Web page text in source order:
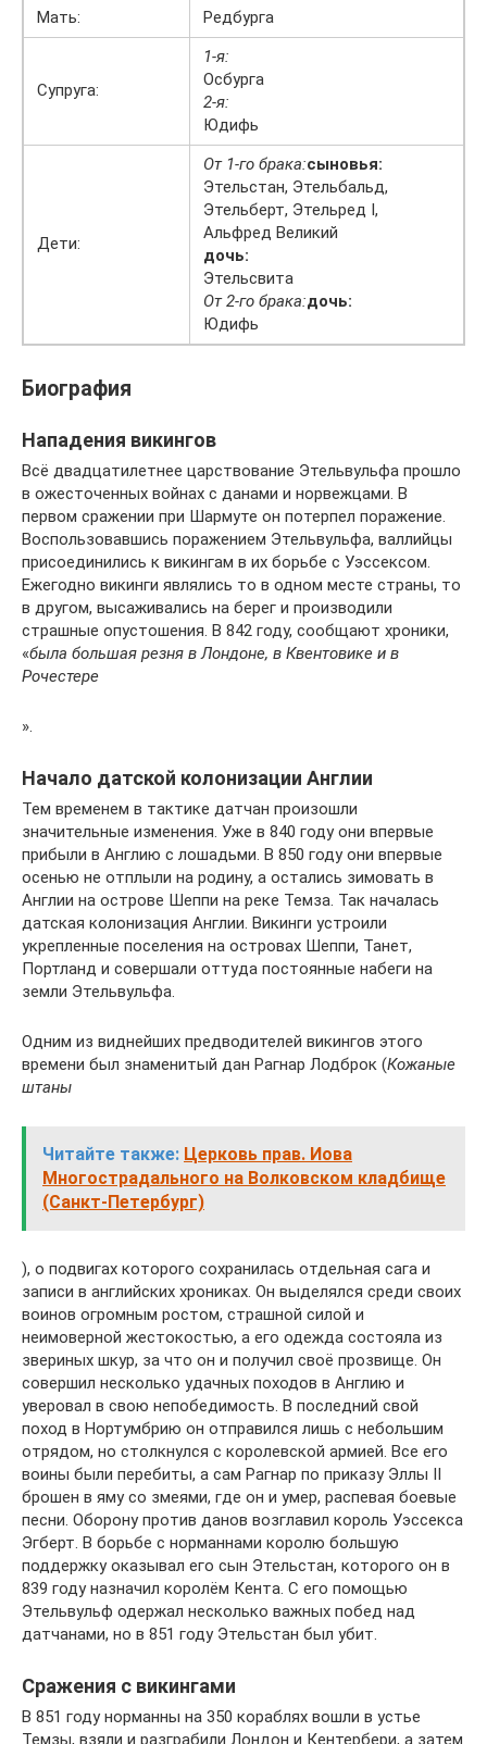
Мать:
Редбурга
Супруга:
1-я:
Осбурга
2-я:
Юдифь
Дети:
От 1-го брака:сыновья:
Этельстан, Этельбальд,
Этельберт, Этельред I,
Альфред Великий
дочь:
Этельсвита
От 2-го брака:дочь:
Юдифь
Биография
Нападения викингов
Всё двадцатилетнее царствование Этельвульфа прошло
в ожесточенных войнах с данами и норвежцами. В
первом сражении при Шармуте он потерпел поражение.
Воспользовавшись поражением Этельвульфа, валлийцы
присоединились к викингам в их борьбе с Уэссексом.
Ежегодно викинги являлись то в одном месте страны, то
в другом, высаживались на берег и производили
страшные опустошения. В 842 году, сообщают хроники,
«была большая резня в Лондоне, в Квентовике и в
Рочестере
».
Начало датской колонизации Англии
Тем временем в тактике датчан произошли
значительные изменения. Уже в 840 году они впервые
прибыли в Англию с лошадьми. В 850 году они впервые
осенью не отплыли на родину, а остались зимовать в
Англии на острове Шеппи на реке Темза. Так началась
датская колонизация Англии. Викинги устроили
укрепленные поселения на островах Шеппи, Танет,
Портланд и совершали оттуда постоянные набеги на
земли Этельвульфа.
Одним из виднейших предводителей викингов этого
времени был знаменитый дан Рагнар Лодброк (Кожаные
штаны
Читайте также: Церковь прав. Иова
Многострадального на Волковском кладбище
(Санкт-Петербург)
), о подвигах которого сохранилась отдельная сага и
записи в английских хрониках. Он выделялся среди своих
воинов огромным ростом, страшной силой и
неимоверной жестокостью, а его одежда состояла из
звериных шкур, за что он и получил своё прозвище. Он
совершил несколько удачных походов в Англию и
уверовал в свою непобедимость. В последний свой
поход в Нортумбрию он отправился лишь с небольшим
отрядом, но столкнулся с королевской армией. Все его
воины были перебиты, а сам Рагнар по приказу Эллы II
брошен в яму со змеями, где он и умер, распевая боевые
песни. Оборону против данов возглавил король Уэссекса
Эгберт. В борьбе с норманнами королю большую
поддержку оказывал его сын Этельстан, которого он в
839 году назначил королём Кента. С его помощью
Этельвульф одержал несколько важных побед над
датчанами, но в 851 году Этельстан был убит.
Сражения с викингами
В 851 году норманны на 350 кораблях вошли в устье
Темзы, взяли и разграбили Лондон и Кентербери, а затем